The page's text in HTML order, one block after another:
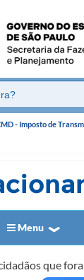
- Imposto de
Menu
que